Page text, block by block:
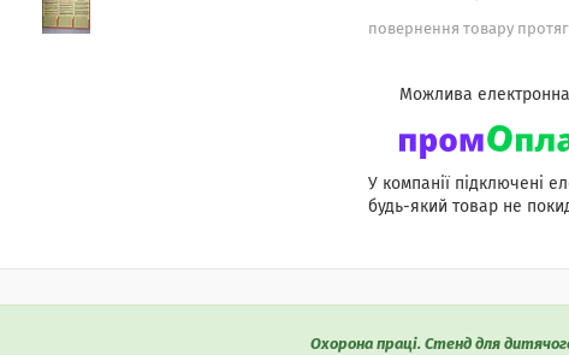
повернення товару
У компанії підключені
будь-який товар не
Охорона праці. Стенд для